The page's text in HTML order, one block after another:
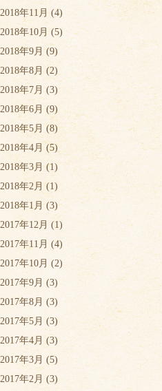
2018年11月 (4)
2018年10月(5)
2018年9月 (9)
2018年8月(2)
2018年7月(3)
2018年6月 (9)
2018年5月 (8)
2018年4月 (5)
2018年3月(1)
2018年2月(1)
2018年1月(3)
2017年12月 (1)
2017年11月 (4)
2017年10月 (2)
2017年9月 (3)
2017年8月 (3)
2017年5月 (3)
2017年4月 (3)
2017年3月 (5)
2017年2月 (3)